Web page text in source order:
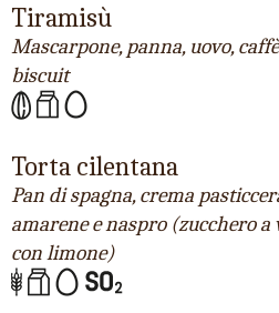
Tiramisù
Mascarpone, panna, uovo,
biscuit
Torta cilentana
Pan di spagna, crema
amarene e naspro (zucchero a
con limone)